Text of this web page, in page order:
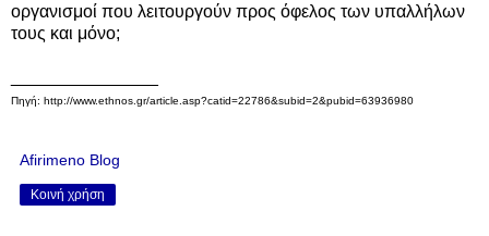
οργανισμοί που λειτουργούν προς όφελος των υπαλλήλων
τους και μόνο;
Πηγή: http://www.ethnos.gr/article.asp?catid=22786&subid=2&pubid=63936980
Afirimeno Blog
Κοινή χρήση